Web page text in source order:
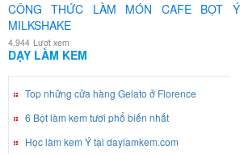
CÔNG THỨC LÀM MÓN CAFE BỌT
MILKSHAKE
4.944 Lượt xem
DẠY LÀM KEM
Top những cửa hàng Gelato ở Florence
6 Bột làm kem tươi phổ biến nhất
Học làm kem Ý tại daylamkem.com